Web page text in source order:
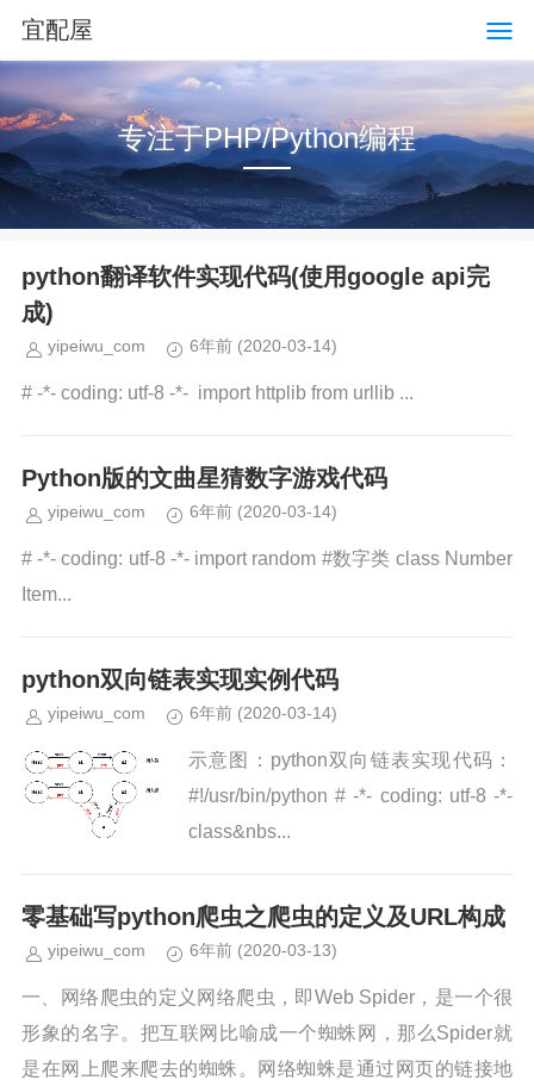
宜配屋
专注于PHP/Python编程
python翻译软件实现代码(使用google api完
成)
yipeiwu_com 6年前 (2020-03-14)
# -*- coding: utf-8 -*- import httplib from urllib ...
Python版的文曲星猜数字游戏代码
yipeiwu_com 6年前 (2020-03-14)
# -*- coding: utf-8 -*- import random #数字类 class Number
Item...
python双向链表实现实例代码
yipeiwu_com 6年前 (2020-03-14)
示意图：python双向链表实现代码：
#!/usr/bin/python # -*- coding: utf-8 -*-
class&nbs...
零基础写python爬虫之爬虫的定义及URL构成
yipeiwu_com 6年前 (2020-03-13)
一、网络爬虫的定义网络爬虫，即Web Spider，是一个很
形象的名字。把互联网比喻成一个蜘蛛网，那么Spider就
是在网上爬来爬去的蜘蛛。网络蜘蛛是通过网页的链接地